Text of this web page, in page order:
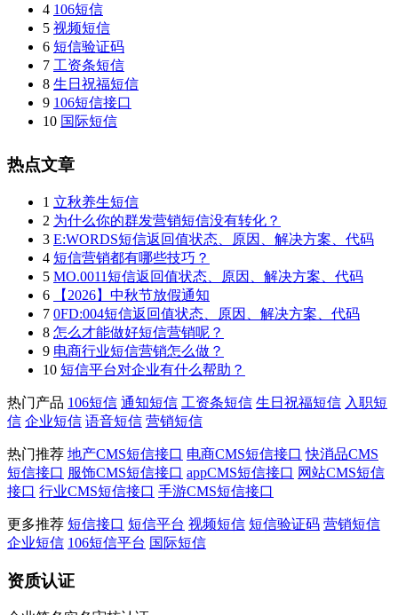
4 106短信
5 视频短信
6 短信验证码
7 工资条短信
8 生日祝福短信
9 106短信接口
10 国际短信
热点文章
1 立秋养生短信
2 为什么你的群发营销短信没有转化？
3 E:WORDS短信返回值状态、原因、解决方案、代码
4 短信营销都有哪些技巧？
5 MO.0011短信返回值状态、原因、解决方案、代码
6
【2026】中秋节放假通知
7 0FD:004短信返回值状态、原因、解决方案、代码
8 怎么才能做好短信营销呢？
9 电商行业短信营销怎么做？
10 短信平台对企业有什么帮助？
热门产品 106短信 通知短信 工资条短信 生日祝福短信 入职短
信 企业短信 语音短信 营销短信
热门推荐 地产CMS短信接口 电商CMS短信接口 快消品CMS
短信接口 服饰CMS短信接口 appCMS短信接口 网站CMS短信
接口 行业CMS短信接口 手游CMS短信接口
更多推荐 短信接口 短信平台 视频短信 短信验证码 营销短信
企业短信 106短信平台 国际短信
资质认证